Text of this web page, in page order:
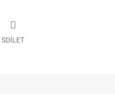
SDÍLET